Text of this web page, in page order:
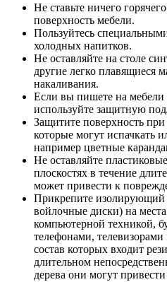
Не ставьте ничего
поверхность мебели.
Пользуйтесь
холодных напитков.
Не оставляйте на столе
другие легко плавящиеся
накаливания.
Если вы пишете на мебели
используйте защитную
Защитите поверхность
которые могут испачкать
например цветные
Не оставляйте
плоскостях в течение
может привести к
Прикрепите изолирующий
войлочные диски) на
компьютерной техникой,
телефонами,
состав которых входит
длительном
дерева они могут